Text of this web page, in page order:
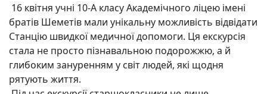
16 квітня учні 10-А класу Академічного ліцею імені
братів Шеметів мали унікальну можливість відвідати
Станцію швидкої медичної допомоги. Ця екскурсія
стала не просто пізнавальною подорожжю, а й
глибоким зануренням у світ людей, які щодня
рятують життя.